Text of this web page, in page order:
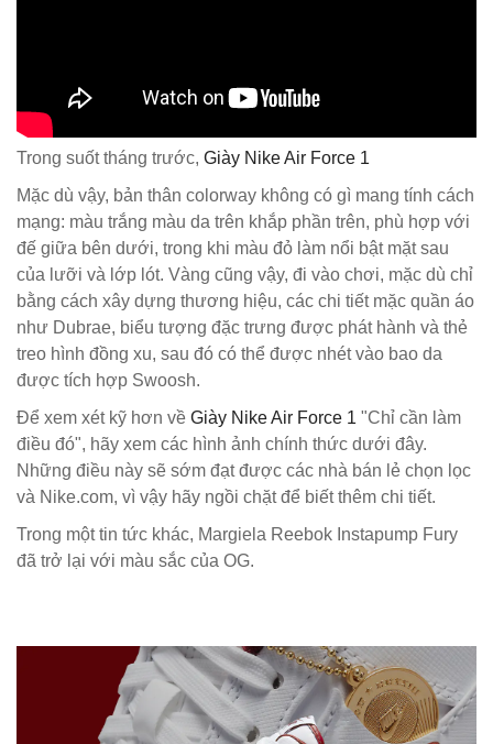
Trong suốt tháng trước, Giày Nike Air Force 1
Mặc dù vậy, bản thân colorway không có gì mang tính cách
mạng: màu trắng màu da trên khắp phần trên, phù hợp với
đế giữa bên dưới, trong khi màu đỏ làm nổi bật mặt sau
của lưỡi và lớp lót. Vàng cũng vậy, đi vào chơi, mặc dù chỉ
bằng cách xây dựng thương hiệu, các chi tiết mặc quần áo
như Dubrae, biểu tượng đặc trưng được phát hành và thẻ
treo hình đồng xu, sau đó có thể được nhét vào bao da
được tích hợp Swoosh.
Để xem xét kỹ hơn về Giày Nike Air Force 1 "Chỉ cần làm
điều đó", hãy xem các hình ảnh chính thức dưới đây.
Những điều này sẽ sớm đạt được các nhà bán lẻ chọn lọc
và Nike.com, vì vậy hãy ngồi chặt để biết thêm chi tiết.
Trong một tin tức khác, Margiela Reebok Instapump Fury
đã trở lại với màu sắc của OG.